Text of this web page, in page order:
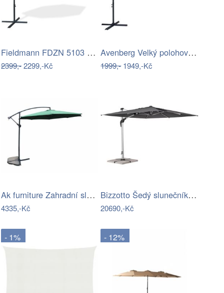
Fieldmann FDZN 5103 boční slunečník,…
2399,-2299,-Kč
Avenberg Velký polohovatelný slunečník…
1999,-1949,-Kč
Ak furniture Zahradní slunečník MILIN s…
4335,-Kč
Bizzotto Šedý slunečník Aries 300 x 300…
20690,-Kč
- 1% - 12%